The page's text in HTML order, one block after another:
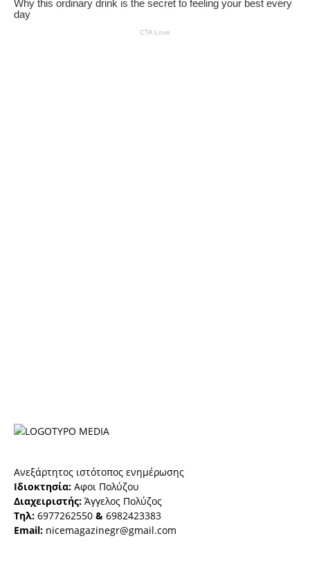
Ανεξάρτητος ιστότοπος ενημέρωσης
Ιδιοκτησία: Αφοι Πολύζου
Διαχειριστής: Άγγελος Πολύζος
Τηλ: 6977262550 & 6982423383
Email: nicemagazinegr@gmail.com